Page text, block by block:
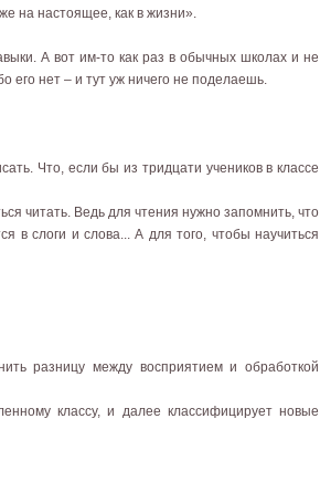
на настоящее, как в жизни».
А вот им-то как раз в обычных школах и не
его нет – и тут уж ничего не поделаешь.
Что, если бы из тридцати учеников в классе
читать. Ведь для чтения нужно запомнить, что
в слоги и слова... А для того, чтобы научиться
разницу между восприятием и обработкой
классу, и далее классифицирует новые